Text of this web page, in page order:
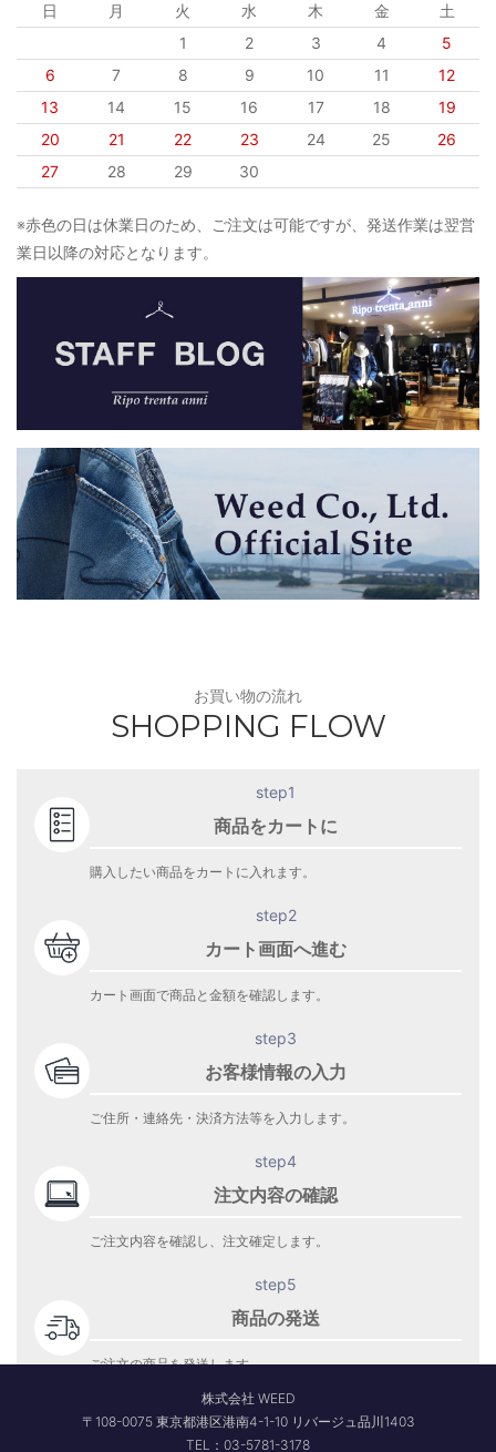
日 月 火 水 木 金
土
1
2 3 4
5
6
7 8 9 10 11
12
13
14 15 16 17 18
19
20
21 22 23 24 25
26
27
28 29 30
※赤色の日は休業日のため、ご注文は可能ですが、発送作業は翌営
業日以降の対応となります。
お買い物の流れ
SHOPPING FLOW
step1
商品をカートに
購入したい商品をカートに入れます。
step2
カート画面へ進む
カート画面で商品と金額を確認します。
step3
お客様情報の入力
ご住所・連絡先・決済方法等を入力します。
step4
注文内容の確認
ご注文内容を確認し、注文確定します。
step5
商品の発送
ご注文の商品を発送します。
株式会社 WEED
〒108-0075 東京都港区港南4-1-10 リバージュ品川1403
TEL：03-5781-3178